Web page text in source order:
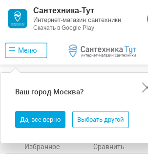
Сантехника-Тут
Интернет-магазин сантехники
Скачать в Google Play
Меню
Ваш город Москва?
Да, все верно Выбрать другой
Светодиодная лента LEDS POWER
Избранное Сравнить